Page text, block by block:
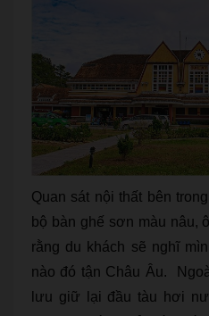
Quan sát nội thất bên
bộ bàn ghế sơn màu nâu,
rằng du khách sẽ nghĩ
nào đó tận Châu Âu.
lưu giữ lại đầu tàu hơi